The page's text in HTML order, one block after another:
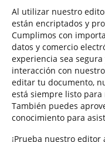
Al utilizar nuestro
están encriptados y
Cumplimos con
datos y comercio
experiencia sea
interacción con
editar tu documento,
está siempre listo
También puedes
conocimiento para
¡Prueba nuestro